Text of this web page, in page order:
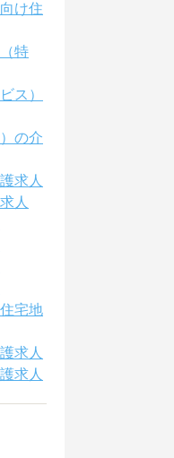
け住
特
ス）
の介
求人
人
宅地
求人
求人